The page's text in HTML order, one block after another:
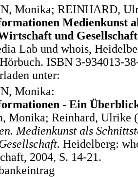
Monika; REINHARD,
Medienkunst
und
Lab und whois,
ISBN 3-934013-
unter:
Monika:
- Ein
Monika; Reinhard, Ulrike
Medienkunst als
Heidelberg:
2004, S. 14-21.